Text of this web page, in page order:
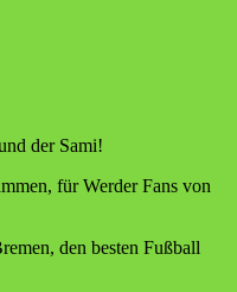
der Sami!
für Werder Fans von
den besten Fußball